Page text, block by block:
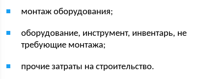
монтаж оборудования;
оборудование, инструмент, инвентарь, не
требующие монтажа;
прочие затраты на строительство.